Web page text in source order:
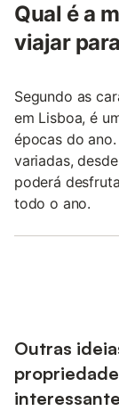
Qual é a
viajar
Segundo as
em Lisboa, é
épocas do
variadas,
poderá
todo o ano.
Outras